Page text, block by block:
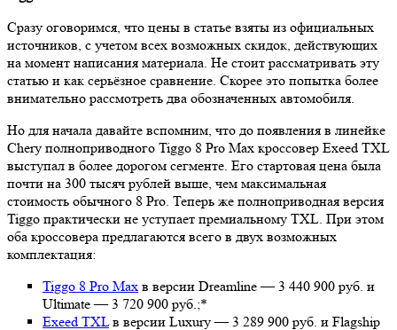
Сразу оговоримся, что цены в статье взяты из официальных
источников, с учетом всех возможных скидок, действующих
на момент написания материала. Не стоит рассматривать эту
статью и как серьёзное сравнение. Скорее это попытка более
внимательно рассмотреть два обозначенных автомобиля.
Но для начала давайте вспомним, что до появления в линейке
Chery полноприводного Tiggo 8 Pro Max кроссовер Exeed TXL
выступал в более дорогом сегменте. Его стартовая цена была
почти на 300 тысяч рублей выше, чем максимальная
стоимость обычного 8 Pro. Теперь же полноприводная версия
Tiggo практически не уступает премиальному TXL. При этом
оба кроссовера предлагаются всего в двух возможных
комплектация:
Tiggo 8 Pro Max в версии Dreamline — 3 440 900 руб. и
Ultimate — 3 720 900 руб.;*
Exeed TXLв версии Luxury — 3 289 900 руб. и Flagship